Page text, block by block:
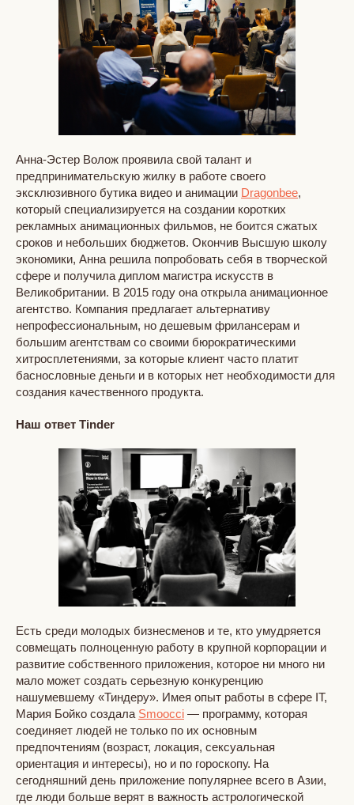
Анна-Эстер Волож проявила свой талант и
предпринимательскую жилку в работе своего
эксклюзивного бутика видео и анимации Dragonbee,
который специализируется на создании коротких
рекламных анимационных фильмов, не боится сжатых
сроков и небольших бюджетов. Окончив Высшую школу
экономики, Анна решила попробовать себя в творческой
сфере и получила диплом магистра искусств в
Великобритании. В 2015 году она открыла анимационное
агентство. Компания предлагает альтернативу
непрофессиональным, но дешевым фрилансерам и
большим агентствам со своими бюрократическими
хитросплетениями, за которые клиент часто платит
баснословные деньги и в которых нет необходимости для
создания качественного продукта.
Наш ответ Tinder
Есть среди молодых бизнесменов и те, кто умудряется
совмещать полноценную работу в крупной корпорации и
развитие собственного приложения, которое ни много ни
мало может создать серьезную конкуренцию
нашумевшему «Тиндеру». Имея опыт работы в сфере IT,
Мария Бойко создала Smoocci — программу, которая
соединяет людей не только по их основным
предпочтениям (возраст, локация, сексуальная
ориентация и интересы), но и по гороскопу. На
сегодняшний день приложение популярнее всего в Азии,
где люди больше верят в важность астрологической